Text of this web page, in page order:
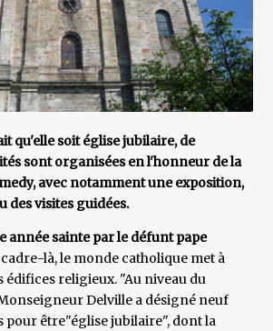
qu'elle soit église jubilaire, de
sont organisées en l'honneur de la
avec notamment une exposition,
des visites guidées.
année sainte par le défunt pape
là, le monde catholique met à
religieux. "Au niveau du
Delville a désigné neuf
pour être"église jubilaire", dont la